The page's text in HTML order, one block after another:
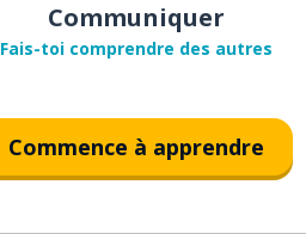
Communiquer
Fais-toi comprendre des autres
Commence à apprendre